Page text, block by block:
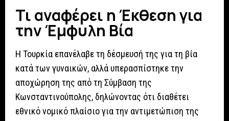
Τι αναφέρει η Έκθεση για
την Έμφυλη Βία
Η Τουρκία επανέλαβε τη δέσμευσή της για τη βία
κατά των γυναικών, αλλά υπερασπίστηκε την
αποχώρηση της από τη Σύμβαση της
Κωνσταντινούπολης, δηλώνοντας ότι διαθέτει
εθνικό νομικό πλαίσιο για την αντιμετώπιση της